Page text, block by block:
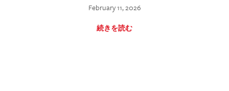
February 11, 2026
続きを読む